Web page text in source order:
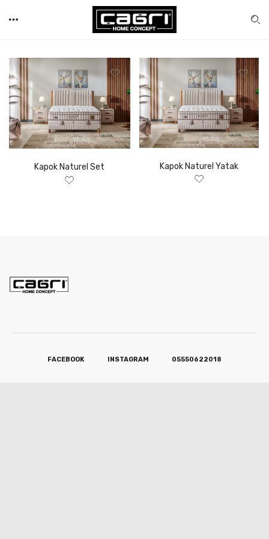
Kapok Naturel Set Kapok Naturel Yatak
FACEBOOK INSTAGRAM 05550622018